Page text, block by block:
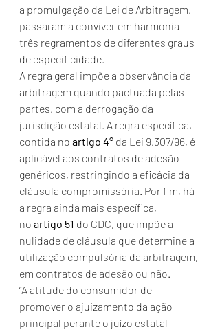
a promulgação da Lei de Arbitragem,
passaram a conviver em harmonia
três regramentos de diferentes graus
de especificidade.
A regra geral impõe a observância da
arbitragem quando pactuada pelas
partes, com a derrogação da
jurisdição estatal. A regra específica,
contida no artigo 4° da Lei 9.307/96, é
aplicável aos contratos de adesão
genéricos, restringindo a eficácia da
cláusula compromissória. Por fim, há
a regra ainda mais específica,
no artigo 51 do CDC, que impõe a
nulidade de cláusula que determine a
utilização compulsória da arbitragem,
em contratos de adesão ou não.
“A atitude do consumidor de
promover o ajuizamento da ação
principal perante o juízo estatal